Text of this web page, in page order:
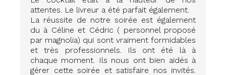
attentes. Le livreur a été parfait également.
La réussite de notre soirée est également
du à Céline et Cédric ( personnel proposé
par magnolia) qui sont vraiment formidables
et très professionnels. Ils ont été là à
chaque moment. Ils nous ont bien aidés à
gérer cette soirée et satisfaire nos invités.